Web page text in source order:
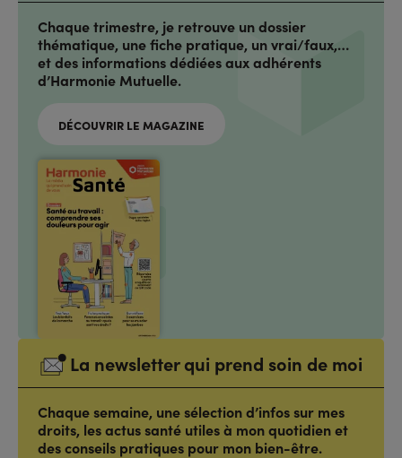
Chaque trimestre, je retrouve un dossier
thématique, une fiche pratique, un vrai/faux,…
et des informations dédiées aux adhérents
d’Harmonie Mutuelle.
DÉCOUVRIR LE MAGAZINE
La newsletter qui prend soin de moi
Chaque semaine, une sélection d’infos sur mes
droits, les actus santé utiles à mon quotidien et
des conseils pratiques pour mon bien-être.